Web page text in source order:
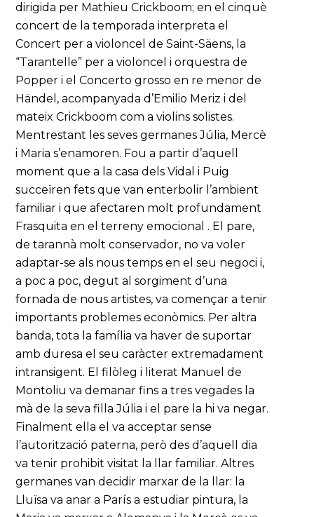
dirigida per Mathieu Crickboom; en el cinquè
concert de la temporada interpreta el
Concert per a violoncel de Saint-Säens, la
“Tarantelle” per a violoncel i orquestra de
Popper i el Concerto grosso en re menor de
Händel, acompanyada d’Emilio Meriz i del
mateix Crickboom com a violins solistes.
Mentrestant les seves germanes Júlia, Mercè
i Maria s’enamoren. Fou a partir d’aquell
moment que a la casa dels Vidal i Puig
succeïren fets que van enterbolir l’ambient
familiar i que afectaren molt profundament
Frasquita en el terreny emocional . El pare,
de tarannà molt conservador, no va voler
adaptar-se als nous temps en el seu negoci i,
a poc a poc, degut al sorgiment d’una
fornada de nous artistes, va començar a tenir
importants problemes econòmics. Per altra
banda, tota la família va haver de suportar
amb duresa el seu caràcter extremadament
intransigent. El filòleg i literat Manuel de
Montoliu va demanar fins a tres vegades la
mà de la seva filla Júlia i el pare la hi va negar.
Finalment ella el va acceptar sense
l’autorització paterna, però des d’aquell dia
va tenir prohibit visitat la llar familiar. Altres
germanes van decidir marxar de la llar: la
Lluïsa va anar a París a estudiar pintura, la